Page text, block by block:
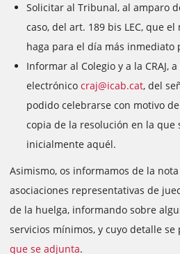
Solicitar al Tribunal, al amparo
caso, del art. 189 bis LEC, que
haga para el día más inmediato
Informar al Colegio y a la CRAJ,
electrónico craj@icab.cat, del
podido celebrarse con motivo
copia de la resolución en la que
inicialmente aquél.
Asimismo, os informamos de la
asociaciones representativas de
de la huelga, informando sobre
servicios mínimos, y cuyo detalle
que se adjunta.